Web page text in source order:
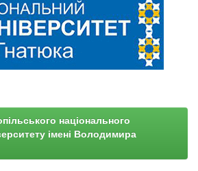
національного
імені Володимира